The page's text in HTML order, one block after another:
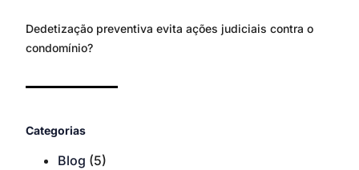
Dedetização preventiva evita ações judiciais contra o
condomínio?
Categorias
Blog (5)